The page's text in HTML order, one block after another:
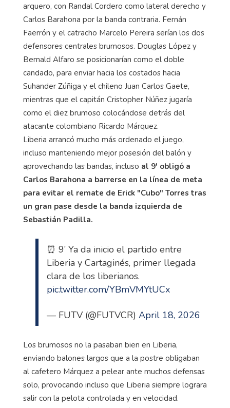
arquero, con Randal Cordero como lateral derecho y
Carlos Barahona por la banda contraria. Fernán
Faerrón y el catracho Marcelo Pereira serían los dos
defensores centrales brumosos. Douglas López y
Bernald Alfaro se posicionarían como el doble
candado, para enviar hacia los costados hacia
Suhander Zúñiga y el chileno Juan Carlos Gaete,
mientras que el capitán Cristopher Núñez jugaría
como el diez brumoso colocándose detrás del
atacante colombiano Ricardo Márquez.
Liberia arrancó mucho más ordenado el juego,
incluso manteniendo mejor posesión del balón y
aprovechando las bandas, incluso al 9' obligó a
Carlos Barahona a barrerse en la línea de meta
para evitar el remate de Erick "Cubo" Torres tras
un gran pase desde la banda izquierda de
Sebastián Padilla.
⏰ 9’ Ya da inicio el partido entre
Liberia y Cartaginés, primer llegada
clara de los liberianos.
pic.twitter.com/YBmVMYtUCx
— FUTV (@FUTVCR)April 18, 2026
Los brumosos no la pasaban bien en Liberia,
enviando balones largos que a la postre obligaban
al cafetero Márquez a pelear ante muchos defensas
solo, provocando incluso que Liberia siempre lograra
salir con la pelota controlada y en velocidad.